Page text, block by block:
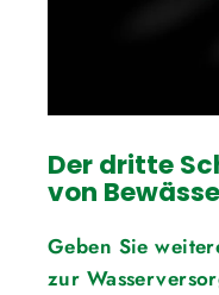
Der dritte
von
Geben Sie
zur